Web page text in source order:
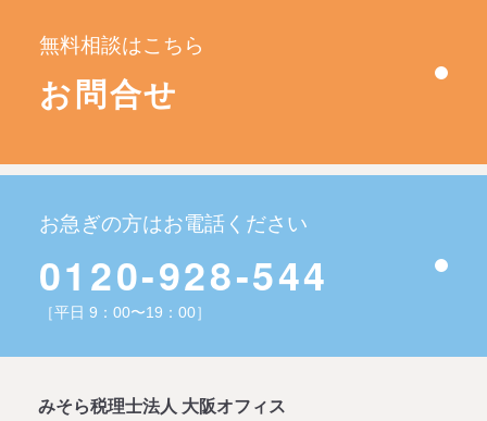
無料相談はこちら
お問合せ
お急ぎの方はお電話ください
0120-928-544
［平日 9：00〜19：00］
みそら税理士法人 大阪オフィス